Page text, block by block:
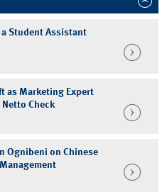
a Student Assistant
as Marketing Expert
Check
Ognibeni on Chinese